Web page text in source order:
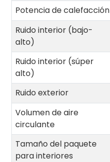
Potencia de calefacción
Ruido interior (bajo-
alto)
Ruido interior (súper
alto)
Ruido exterior
Volumen de aire
circulante
Tamaño del paquete
para interiores